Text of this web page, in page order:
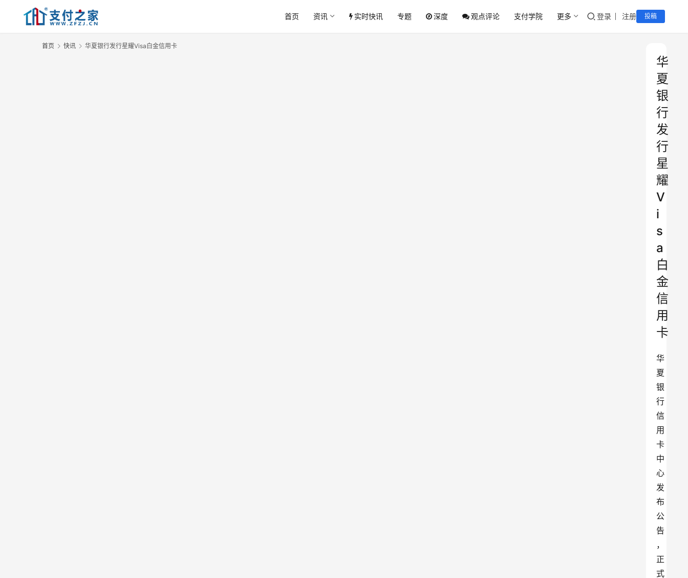
首页 资讯 实时快讯 专题 深度 观点评论 支付学院 更多 登录 注册 投稿
首页 快讯 华夏银行发行星耀Visa白金信用卡
华
夏
银
行
发
行
星
耀
V
i
s
a
白
金
信
用
卡
华
夏
银
行
信
用
卡
中
心
发
布
公
告
，
正
式